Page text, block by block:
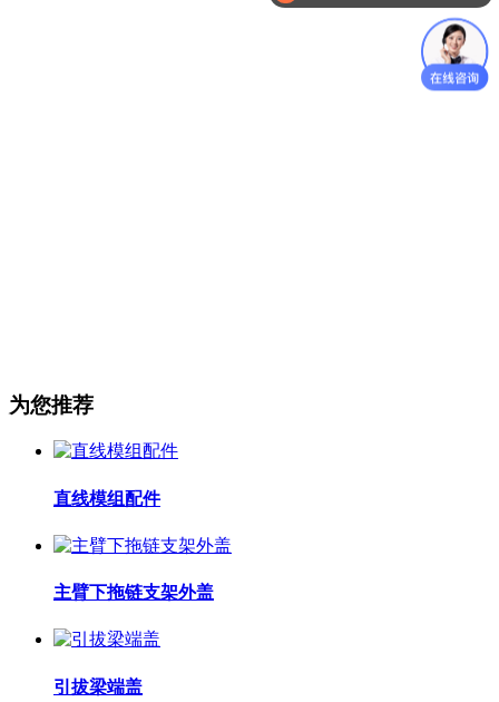
为您推荐
直线模组配件
主臂下拖链支架外盖
引拔梁端盖